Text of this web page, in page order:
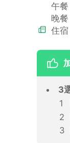
午餐
晚餐
住宿
3